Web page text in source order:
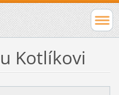
Kotlíkovi